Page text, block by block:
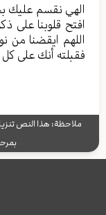
الهي نقسم عليك
افتح قلوبنا على
اللهم ايقضنا من
فقبلته أنك على
ملاحظة: هذا النص